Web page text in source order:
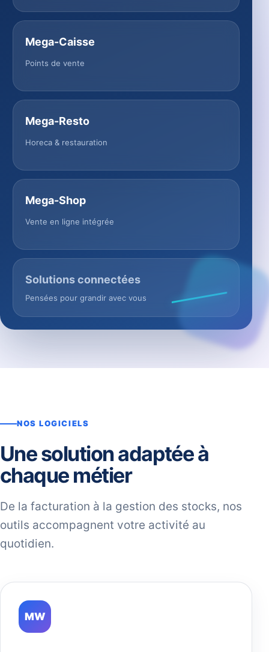
Mega-Caisse
Points de vente
Mega-Resto
Horeca & restauration
Mega-Shop
Vente en ligne intégrée
Solutions connectées
Pensées pour grandir avec vous
NOS LOGICIELS
Une solution adaptée à
chaque métier
De la facturation à la gestion des stocks, nos
outils accompagnent votre activité au
quotidien.
MW